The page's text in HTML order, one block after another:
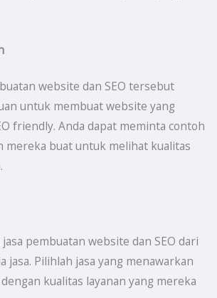
website dan SEO tersebut
untuk membuat website yang
friendly. Anda dapat meminta contoh
mereka buat untuk melihat kualitas
pembuatan website dan SEO dari
jasa. Pilihlah jasa yang menawarkan
kualitas layanan yang mereka